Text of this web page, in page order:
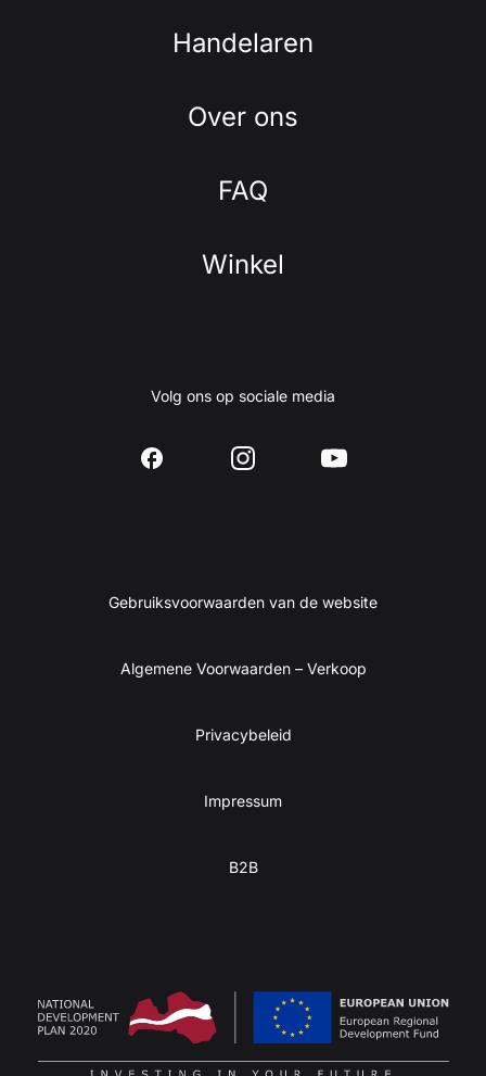
Handelaren
Over ons
FAQ
Winkel
Volg ons op sociale media
Gebruiksvoorwaarden van de website
Algemene Voorwaarden – Verkoop
Privacybeleid
Impressum
B2B